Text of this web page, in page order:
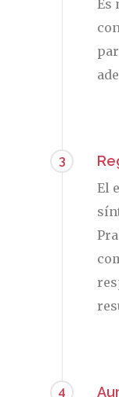
Es
3
El
4